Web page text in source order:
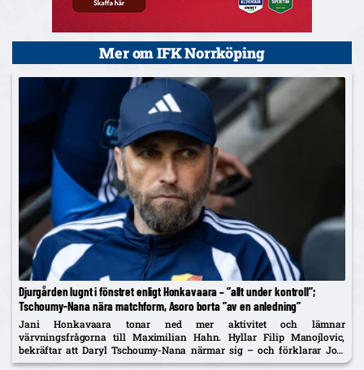
Mer om IFK Norrköping
Djurgården lugnt i fönstret enligt Honkavaara – ”allt under kontroll”;
Tschoumy-Nana nära matchform, Asoro borta ”av en anledning”
Jani Honkavaara tonar ned mer aktivitet och lämnar
värvningsfrågorna till Maximilian Hahn. Hyllar Filip Manojlovic,
bekräftar att Daryl Tschoumy-Nana närmar sig – och förklarar Joel
Asoros frånvaro med att han är borta "av en anledning".